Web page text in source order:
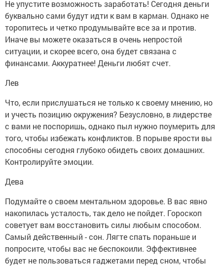
Не упустите возможность заработать! Сегодня деньги
буквально сами будут идти к вам в карман. Однако не
торопитесь и четко продумывайте все за и против.
Иначе вы можете оказаться в очень непростой
ситуации, и скорее всего, она будет связана с
финансами. Аккуратнее! Деньги любят счет.
Лев
Что, если прислушаться не только к своему мнению, но
и учесть позицию окружения? Безусловно, в лидерстве
с вами не поспоришь, однако пыл нужно поумерить для
того, чтобы избежать конфликтов. В порыве ярости вы
способны сегодня глубоко обидеть своих домашних.
Контролируйте эмоции.
Дева
Подумайте о своем ментальном здоровье. В вас явно
накопилась усталость, так дело не пойдет. Гороскоп
советует вам восстановить силы любым способом.
Самый действенный - сон. Лягте спать пораньше и
попросите, чтобы вас не беспокоили. Эффективнее
будет не пользоваться гаджетами перед сном, чтобы